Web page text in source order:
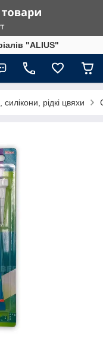
"ALIUS"
рідкі цвяхи